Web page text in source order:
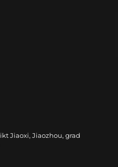
Jiaoxi, Jiaozhou, grad